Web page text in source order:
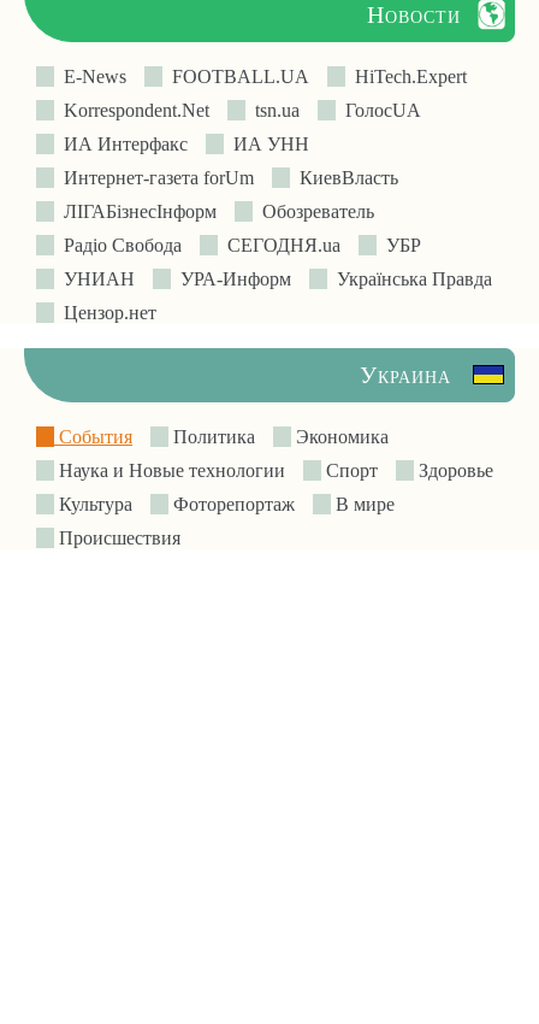
Новости
E-News FOOTBALL.UA
HiTech.Expert
Korrespondent.Net
tsn.ua
ГолосUA
ИА Интерфакс
ИА УНН
Интернет-газета forUm
КиевВласть
ЛIГАБiзнесIнформ
Обозреватель
Радіо Свобода
СЕГОДНЯ.ua
УБР
УНИАН
УРА-Информ
Українська Правда
Цензор.нет
Украина
События Политика
Экономика
Наука и Новые технологии
Спорт
Здоровье
Культура
Фоторепортаж
В мире
Происшествия